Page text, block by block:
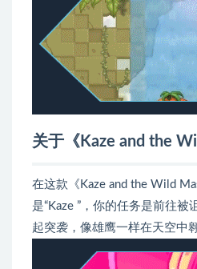
关于《Kaze and the
在这款《Kaze and the Wild
是“Kaze ”，你的任务是前往
起突袭，像雄鹰一样在天空中